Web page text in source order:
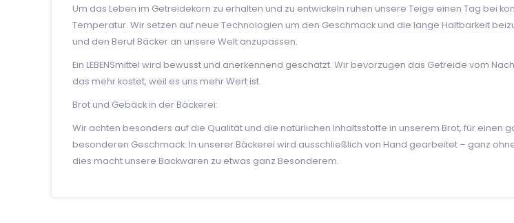
Um das Leben im Getreidekorn zu erhalten und zu entwickeln ruhen unsere Teige einen Tag bei
Temperatur. Wir setzen auf neue Technologien um den Geschmack und die lange Haltbarkeit
und den Beruf Bäcker an unsere Welt anzupassen.
Ein LEBENSmittel wird bewusst und anerkennend geschätzt. Wir bevorzugen das Getreide vom
das mehr kostet, weil es uns mehr Wert ist.
Brot und Gebäck in der Bäckerei:
Wir achten besonders auf die Qualität und die natürlichen Inhaltsstoffe in unserem Brot, für einen
besonderen Geschmack. In unserer Bäckerei wird ausschließlich von Hand gearbeitet – ganz
dies macht unsere Backwaren zu etwas ganz Besonderem.